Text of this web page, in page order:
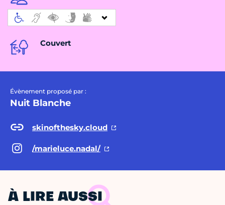
Couvert
Évènement proposé par :
Nuit Blanche
skinofthesky.cloud
/marieluce.nadal/
À LIRE AUSSI